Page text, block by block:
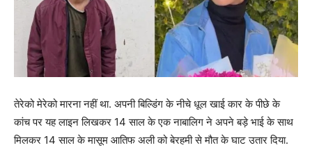
तेरेको मेरेको मारना नहीं था. अपनी बिल्डिंग के नीचे धूल खाई कार के पीछे के
कांच पर यह लाइन लिखकर 14 साल के एक नाबालिग ने अपने बड़े भाई के साथ
मिलकर 14 साल के मासूम आतिफ अली को बेरहमी से मौत के घाट उतार दिया.